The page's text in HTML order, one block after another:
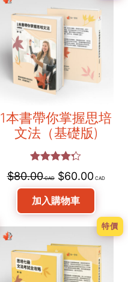
1本書帶你掌握思培
文法（基礎版)
評分
4.25滿
分 5
$80.00
原
始
價
格：
$80.00。
$60.00
目
格：
加入購物車
特價